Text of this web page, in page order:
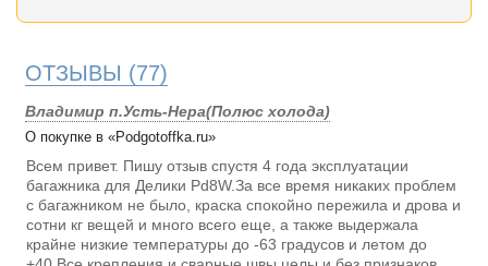
ОТЗЫВЫ (77)
Владимир п.Усть-Нера(Полюс холода)
О покупке в «Podgotoffka.ru»
Всем привет. Пишу отзыв спустя 4 года эксплуатации
багажника для Делики Pd8W.За все время никаких проблем
с багажником не было, краска спокойно пережила и дрова и
сотни кг вещей и много всего еще, а также выдержала
крайне низкие температуры до -63 градусов и летом до